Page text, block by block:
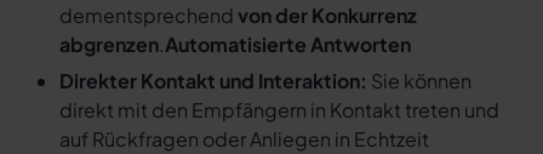
dementsprechendvon der Konkurrenz
abgrenzen.Automatisierte Antworten
Direkter Kontakt und Interaktion: Sie können
direkt mit den Empfängern in Kontakt treten und
auf Rückfragen oder Anliegen in Echtzeit